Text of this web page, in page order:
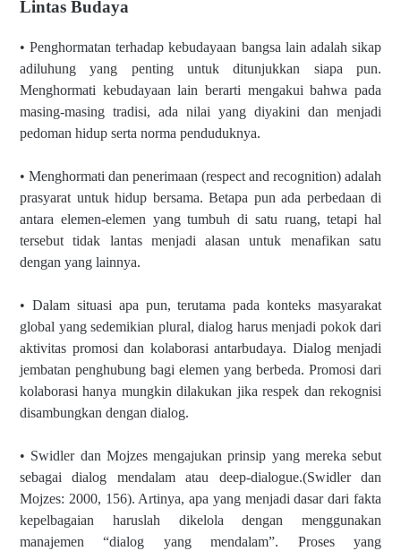
Lintas Budaya
• Penghormatan terhadap kebudayaan bangsa lain adalah sikap
adiluhung yang penting untuk ditunjukkan siapa pun.
Menghormati kebudayaan lain berarti mengakui bahwa pada
masing-masing tradisi, ada nilai yang diyakini dan menjadi
pedoman hidup serta norma penduduknya.
• Menghormati dan penerimaan (respect and recognition) adalah
prasyarat untuk hidup bersama. Betapa pun ada perbedaan di
antara elemen-elemen yang tumbuh di satu ruang, tetapi hal
tersebut tidak lantas menjadi alasan untuk menafikan satu
dengan yang lainnya.
• Dalam situasi apa pun, terutama pada konteks masyarakat
global yang sedemikian plural, dialog harus menjadi pokok dari
aktivitas promosi dan kolaborasi antarbudaya. Dialog menjadi
jembatan penghubung bagi elemen yang berbeda. Promosi dari
kolaborasi hanya mungkin dilakukan jika respek dan rekognisi
disambungkan dengan dialog.
• Swidler dan Mojzes mengajukan prinsip yang mereka sebut
sebagai dialog mendalam atau deep-dialogue.(Swidler dan
Mojzes: 2000, 156). Artinya, apa yang menjadi dasar dari fakta
kepelbagaian haruslah dikelola dengan menggunakan
manajemen “dialog yang mendalam”. Proses yang